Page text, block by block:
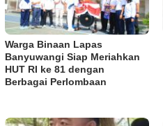
Warga Binaan Lapas
Banyuwangi Siap Meriahkan
HUT RI ke 81 dengan
Berbagai Perlombaan